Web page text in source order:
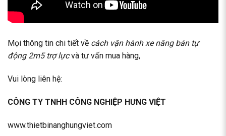
Mọi thông tin chi tiết về cách vận hành xe nâng bán tự
động 2m5 trợ lựcvà tư vấn mua hàng,
Vui lòng liên hệ:
CÔNG TY TNHH CÔNG NGHIỆP HƯNG VIỆT
www.thietbinanghungviet.com